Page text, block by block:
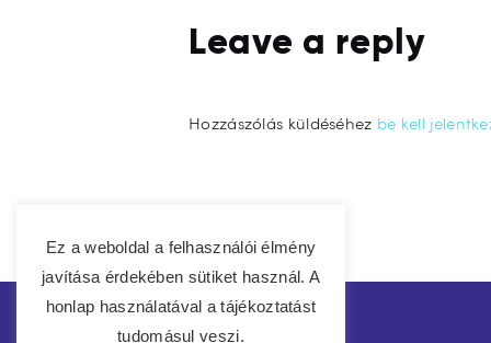
Leave a reply
Hozzászólás küldéséhez be kell
Ez a weboldal a felhasználói élmény
javítása érdekében sütiket használ. A
honlap használatával a tájékoztatást
tudomásul veszi.